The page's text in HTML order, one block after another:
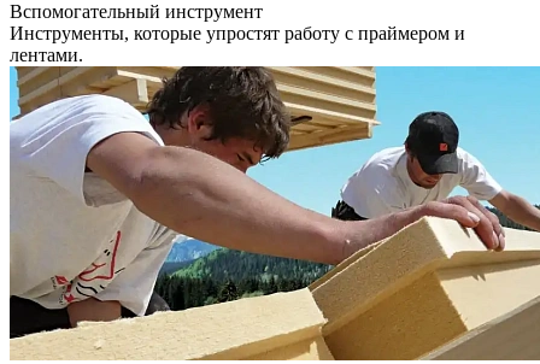
Вспомогательный инструмент
Инструменты, которые упростят работу с праймером и
лентами.